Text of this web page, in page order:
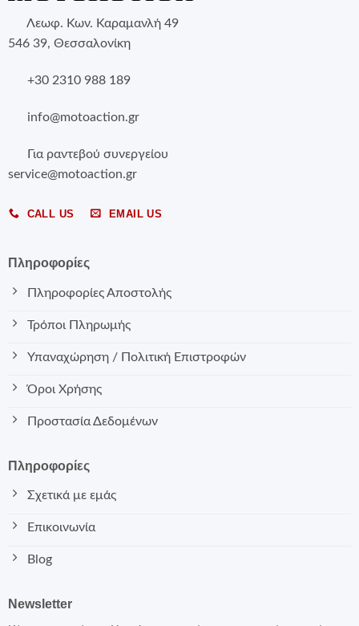
Λεωφ. Κων. Καραμανλή 49
546 39, Θεσσαλονίκη
+30 2310 988 189
info@motoaction.gr
Για ραντεβού συνεργείου
service@motoaction.gr
CALL US EMAIL US
Πληροφορίες
Πληροφορίες Αποστολής
Τρόποι Πληρωμής
Υπαναχώρηση / Πολιτική Επιστροφών
Όροι Χρήσης
Προστασία Δεδομένων
Πληροφορίες
Σχετικά με εμάς
Επικοινωνία
Blog
Newsletter